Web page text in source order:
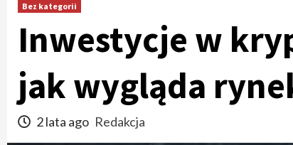
Bez kategorii
Inwestycje w
jak wygląda
2 lata ago Redakcja